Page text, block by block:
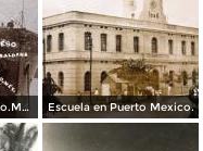
Barco el Progreso Pto.Mexico. Escuela en Puerto Mexico.